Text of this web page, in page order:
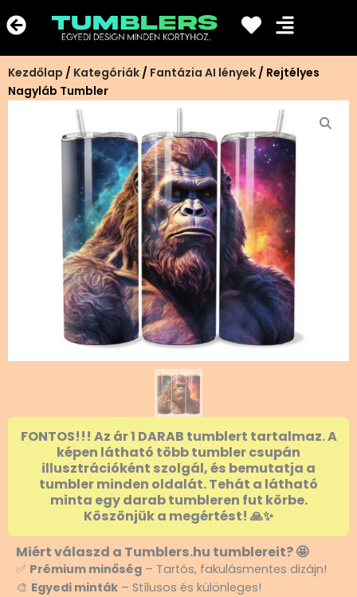
a
tartalomra
Kezdőlap / Kategóriák / Fantázia AI lények / Rejtélyes
Nagyláb Tumbler
FONTOS!!! Az ár 1 DARAB tumblert tartalmaz. A
képen látható több tumbler csupán
illusztrációként szolgál, és bemutatja a
tumbler minden oldalát. Tehát a látható
minta egy darab tumbleren fut körbe.
Köszönjük a megértést! 🙏✨
Miért válaszd a Tumblers.hu tumblereit? 🤩
✅ Prémium minőség – Tartós, fakulásmentes dizájn!
🎨 Egyedi minták – Stílusos és különleges!